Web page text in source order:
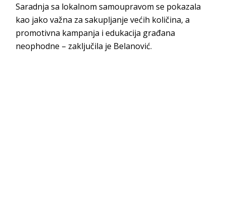
Saradnja sa lokalnom samoupravom se pokazala
kao jako važna za sakupljanje većih količina, a
promotivna kampanja i edukacija građana
neophodne – zaključila je Belanović.